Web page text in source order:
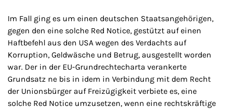
Im Fall ging es um einen deutschen Staatsangehörigen,
gegen den eine solche Red Notice, gestützt auf einen
Haftbefehl aus den USA wegen des Verdachts auf
Korruption, Geldwäsche und Betrug, ausgestellt worden
war. Der in der EU-Grundrechtecharta verankerte
Grundsatz ne bis in idem in Verbindung mit dem Recht
der Unionsbürger auf Freizügigkeit verbiete es, eine
solche Red Notice umzusetzen, wenn eine rechtskräftige